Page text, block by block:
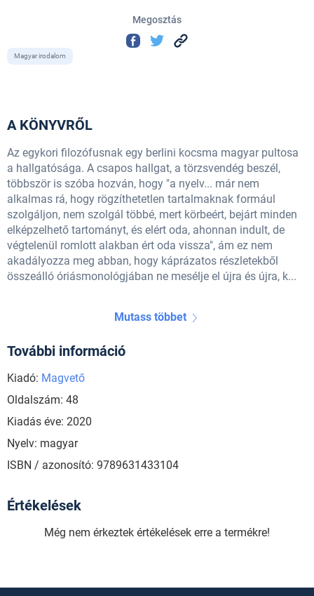
Megosztás
Magyar irodalom
A KÖNYVRŐL
Az egykori filozófusnak egy berlini kocsma magyar pultosa
a hallgatósága. A csapos hallgat, a törzsvendég beszél,
többször is szóba hozván, hogy "a nyelv... már nem
alkalmas rá, hogy rögzíthetetlen tartalmaknak formául
szolgáljon, nem szolgál többé, mert körbeért, bejárt minden
elképzelhető tartományt, és elért oda, ahonnan indult, de
végtelenül romlott alakban ért oda vissza", ám ez nem
akadályozza meg abban, hogy káprázatos részletekből
összeálló óriásmonológjában ne mesélje el újra és újra, k...
Mutass többet
További információ
Kiadó: Magvető
Oldalszám: 48
Kiadás éve: 2020
Nyelv: magyar
ISBN / azonosító: 9789631433104
Értékelések
Még nem érkeztek értékelések erre a termékre!